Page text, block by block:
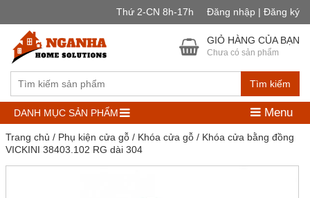
Thứ 2-CN 8h-17h Đăng nhập | Đăng ký
Tìm kiếm
GIỎ HÀNG CỦA BẠN
Chưa có sản phẩm
DANH MỤC SẢN PHẨM Menu
Trang chủ / Phụ kiện cửa gỗ/ Khóa cửa gỗ/ Khóa cửa bằng đồng
VICKINI 38403.102 RG dài 304